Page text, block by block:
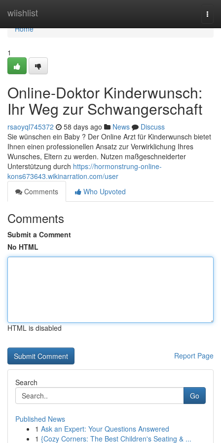
wiishlist
Home
Home
1
Online-Doktor Kinderwunsch:
Ihr Weg zur Schwangerschaft
rsaoyql745372 58 days ago News
Discuss
Sie wünschen ein Baby ? Der Online Arzt für Kinderwunsch bietet
Ihnen einen professionellen Ansatz zur Verwirklichung Ihres
Wunsches, Eltern zu werden. Nutzen maßgeschneiderter
Unterstützung durch https://hormonstrung-online-
kons673643.wikinarration.com/user
Comments
Who Upvoted
Comments
Submit a Comment
No HTML
HTML is disabled
Report Page
Search
Go
Published News
1 Ask an Expert: Your Questions Answered
1 {Cozy Corners: The Best Children's Seating & ...